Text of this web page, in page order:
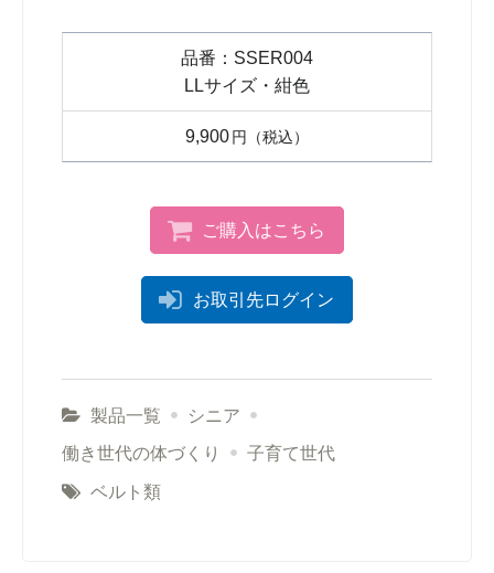
SSER004
LLサイズ・紺色
9,900円
ご購入はこちら
お取引先ログイン
製品一覧
シニア
働き世代の体づくり
子育て世代
ベルト類